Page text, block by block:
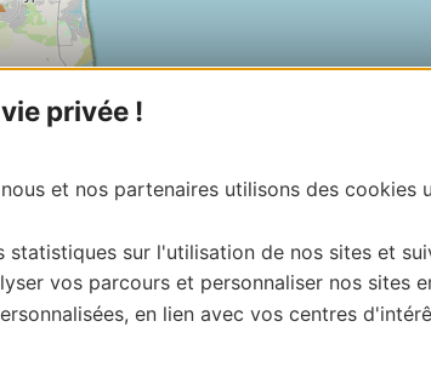
privée !
et nos partenaires utilisons des cookies
statistiques sur l'utilisation de nos sites et
vos parcours et personnaliser nos sites
en lien avec vos centres